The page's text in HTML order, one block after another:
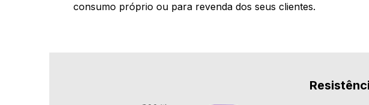
consumo próprio ou para revenda dos seus clientes.